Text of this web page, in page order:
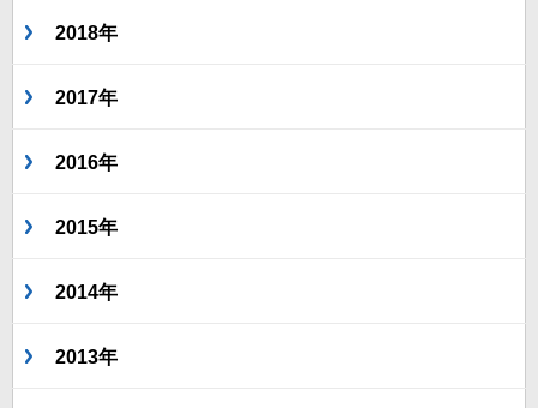
2018年
2017年
2016年
2015年
2014年
2013年